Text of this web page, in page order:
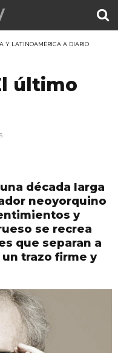
Y LATINOAMÉRICA A DIARIO
último
década larga
neoyorquino
y
se recrea
que separan a
trazo firme y